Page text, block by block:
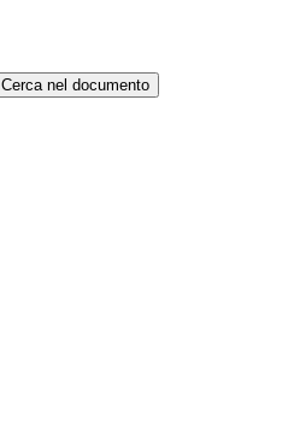
Cerca nel documento